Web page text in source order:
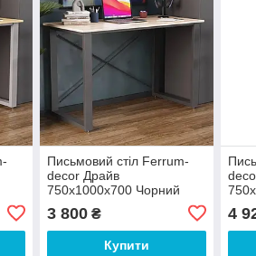
Письмовий стіл Ferrum-
decor Драйв
750x1000x700 Чорний
Марино 16 мм (FRD-
103151)
3 800₴
Купити
4